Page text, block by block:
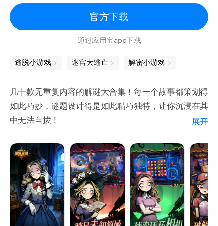
官方下载
通过应用宝app下载
逃脱小游戏 迷宫大逃亡 解密小游戏
几十款无重复内容的解谜大合集！每一个故事都策划得
如此巧妙，谜题设计得是如此精巧独特，让你沉浸在其
中无法自拔！
止恶灵、去驯服巨魔......还将在众多魔幻的异世界来回
穿梭，感受不一样的气氛和环境，神秘而又浪漫，刺激
而又惊险。
【精巧独特解谜设计，智力脑洞格局打开】
每一处解谜都十分有趣，需要不断的思考，敏锐的洞察
力，甚至可以不按常理出牌，点燃大脑解谜细胞，抓住
展开